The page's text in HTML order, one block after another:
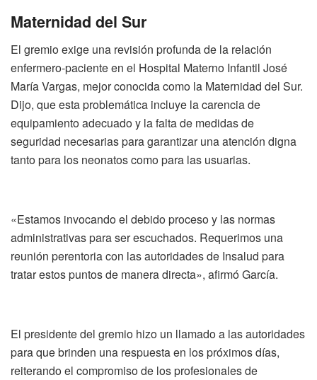
Maternidad del Sur
El gremio exige una revisión profunda de la relación
enfermero-paciente en el Hospital Materno Infantil José
María Vargas, mejor conocida como la Maternidad del Sur.
Dijo, que esta problemática incluye la carencia de
equipamiento adecuado y la falta de medidas de
seguridad necesarias para garantizar una atención digna
tanto para los neonatos como para las usuarias.
«Estamos invocando el debido proceso y las normas
administrativas para ser escuchados. Requerimos una
reunión perentoria con las autoridades de Insalud para
tratar estos puntos de manera directa», afirmó García.
El presidente del gremio hizo un llamado a las autoridades
para que brinden una respuesta en los próximos días,
reiterando el compromiso de los profesionales de